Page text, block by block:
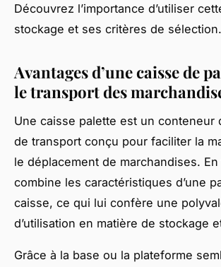
Découvrez l’importance d’utiliser
stockage et ses critères de sélection.
Avantages d’une caisse de
le transport des
Une caisse palette est un conteneur
de transport conçu pour faciliter la
le déplacement de marchandises.
combine les caractéristiques d’une
caisse, ce qui lui confère une
d’utilisation en matière de stockage
Grâce à la base ou la plateforme